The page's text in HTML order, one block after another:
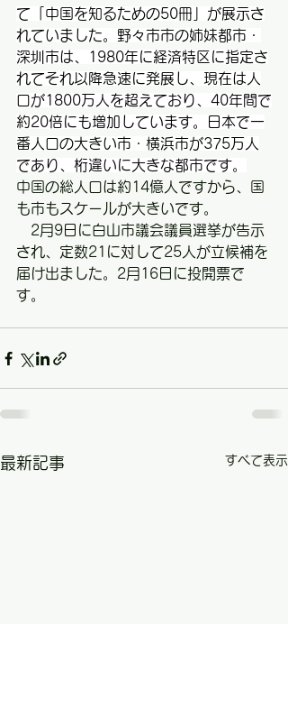
て「中国を知るための50冊」が展示さ
れていました。野々市市の姉妹都市・
深圳市は、1980年に経済特区に指定さ
れてそれ以降急速に発展し、現在は人
口が1800万人を超えており、40年間で
約20倍にも増加しています。日本で一
番人口の大きい市・横浜市が375万人
であり、桁違いに大きな都市です。
中国の総人口は約14億人ですから、国
も市もスケールが大きいです。
2月9日に白山市議会議員選挙が告示
され、定数21に対して25人が立候補を
届け出ました。2月16日に投開票で
す。
最新記事 すべて表示